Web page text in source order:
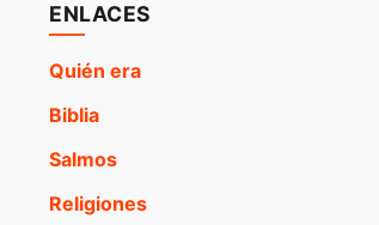
ENLACES
Quién era
Biblia
Salmos
Religiones